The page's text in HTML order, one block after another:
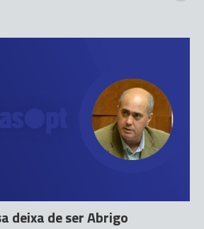
deixa de ser Abrigo